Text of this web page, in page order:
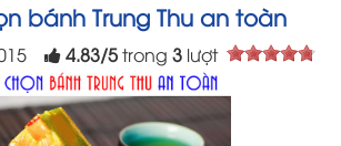
bánh Trung Thu an toàn
4.83/5trong3 lượt